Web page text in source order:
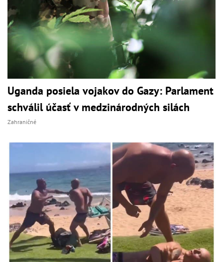
Uganda posiela vojakov do Gazy: Parlament
schválil účasť v medzinárodných silách
Zahraničné